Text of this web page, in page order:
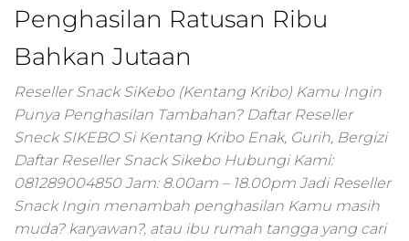
digital,marketing
digital social
pemasaran
smm,media
digital,jasa digital
marketing
terbaik,marketing
online offline,jasa
digital marketing
Penghasilan Ratusan Ribu
Bahkan Jutaan
Reseller Snack SiKebo (Kentang Kribo) Kamu Ingin
Punya Penghasilan Tambahan? Daftar Reseller
Sneck SIKEBO Si Kentang Kribo Enak, Gurih, Bergizi
Daftar Reseller Snack Sikebo Hubungi Kami:
081289004850 Jam: 8.00am – 18.00pm Jadi Reseller
Snack Ingin menambah penghasilan Kamu masih
muda? karyawan?, atau ibu rumah tangga yang cari